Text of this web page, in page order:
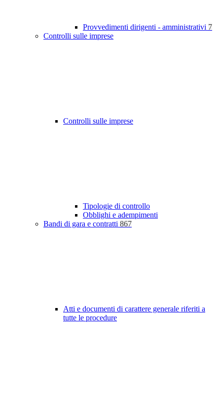
Provvedimenti dirigenti - amministrativi 7
Controlli sulle imprese
Controlli sulle imprese
Tipologie di controllo
Obblighi e adempimenti
Bandi di gara e contratti 867
Atti e documenti di carattere generale riferiti a
tutte le procedure